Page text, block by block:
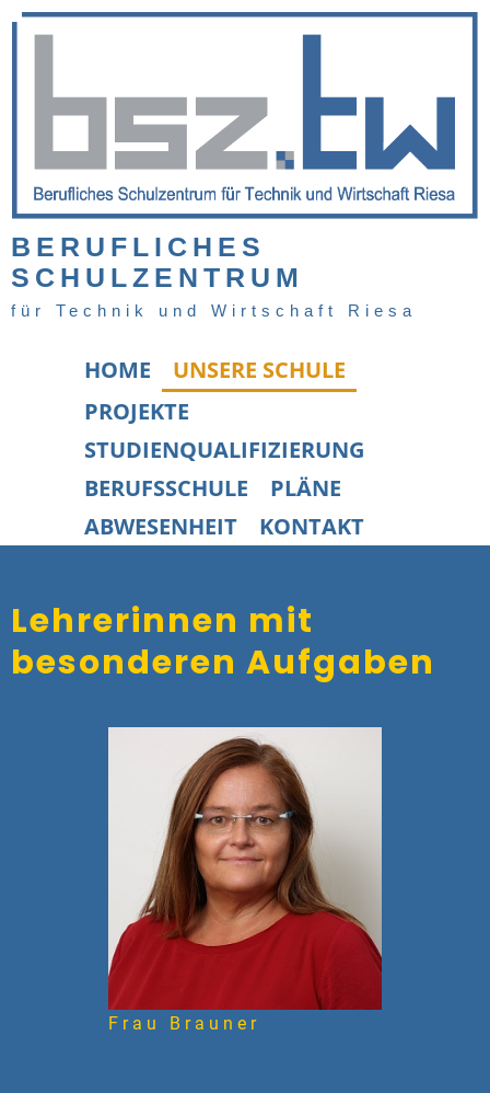
BERUFLICHES
SCHULZENTRUM
für Technik und Wirtschaft Riesa
HOME
UNSERE SCHULE
PROJEKTE
STUDIENQUALIFIZIERUNG
BERUFSSCHULE
PLÄNE
ABWESENHEIT
KONTAKT
Lehrerinnen mit
besonderen Aufgaben
Frau Brauner